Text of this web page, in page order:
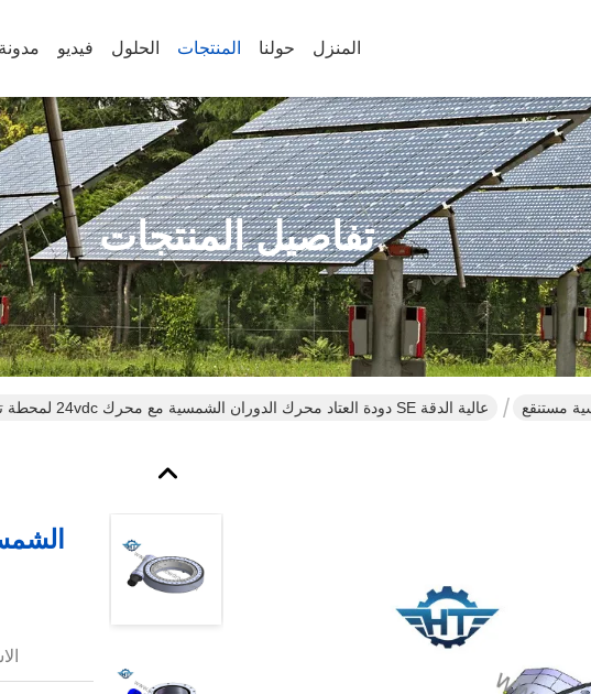
المنزل حولنا المنتجات الحلول فيديو مدونة
تفاصيل المنتجات
مستنقع عالية الدقة SE دودة العتاد محرك الدوران الشمسية مع محرك 24vdc لمحطة توليد الطاقة التدفئة